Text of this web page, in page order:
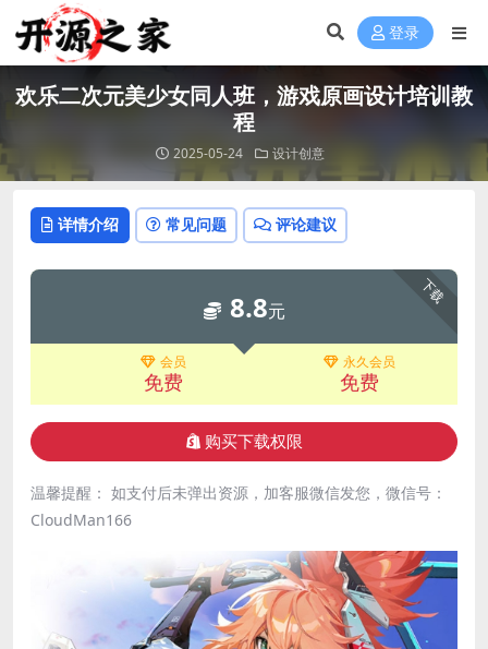
登录
欢乐二次元美少女同人班，游戏原画设计培训教
程
2025-05-24 设计创意
详情介绍 常见问题 评论建议
下载
8.8元
会员
免费
永久会员
免费
购买下载权限
温馨提醒： 如支付后未弹出资源，加客服微信发您，微信号：
CloudMan166